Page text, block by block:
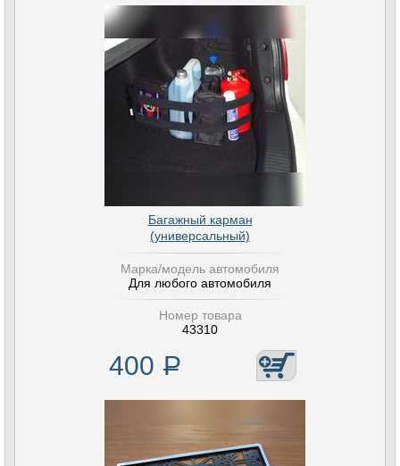
Багажный карман
(универсальный)
Марка/модель автомобиля
Для любого автомобиля
Номер товара
43310
400 Р